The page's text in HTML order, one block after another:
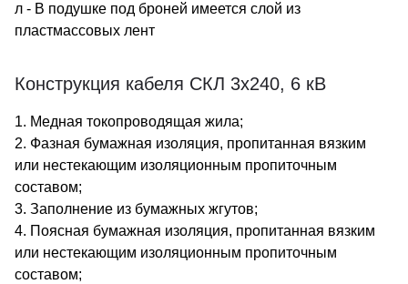
л - В подушке под броней имеется слой из
пластмассовых лент
Конструкция кабеля СКЛ 3х240, 6 кВ
1. Медная токопроводящая жила;
2. Фазная бумажная изоляция, пропитанная вязким
или нестекающим изоляционным пропиточным
составом;
3. Заполнение из бумажных жгутов;
4. Поясная бумажная изоляция, пропитанная вязким
или нестекающим изоляционным пропиточным
составом;